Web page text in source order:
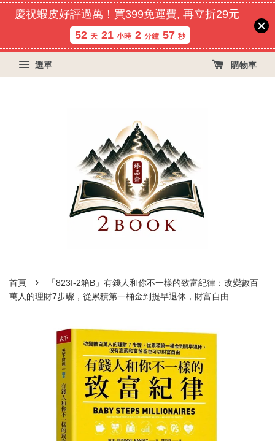
慶祝蝦皮好評過萬！買399免運費, 再立折29元
52 天 21 小時 2 分鐘 57 秒
選單 購物車
首頁 ›
「823I-2箱B」有錢人和你不一樣的致富紀律：改變數百
萬人的理財7步驟，從累積第一桶金到提早退休，財富自由